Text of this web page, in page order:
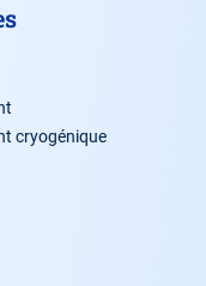
cryogénique